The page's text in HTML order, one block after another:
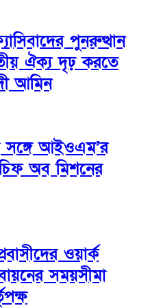
পুনরুত্থান
ঐক্য দৃঢ় করতে
আমিন
সঙ্গে আইওএম’র
অব মিশনের
ওয়ার্ক
সময়সীমা